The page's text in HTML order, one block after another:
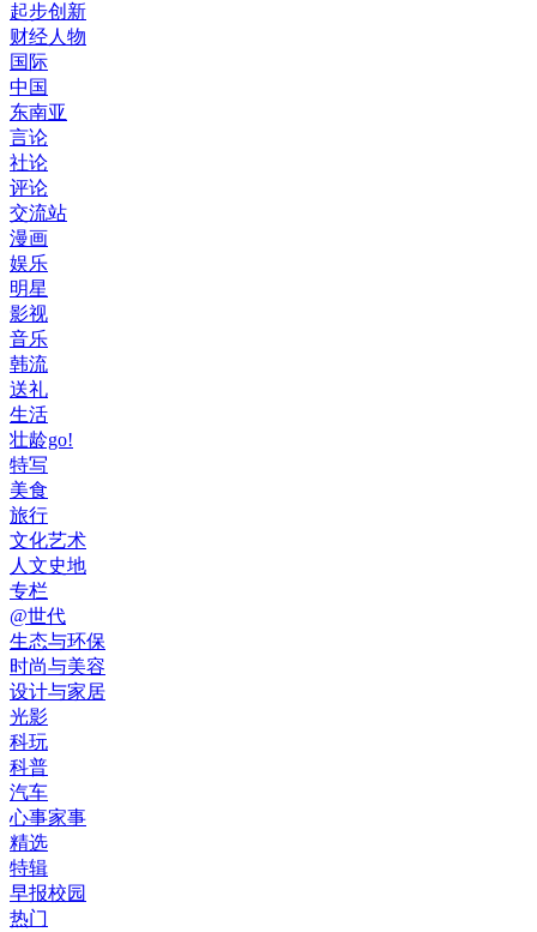
起步创新
财经人物
国际
中国
东南亚
言论
社论
评论
交流站
漫画
娱乐
明星
影视
音乐
韩流
送礼
生活
壮龄go!
特写
美食
旅行
文化艺术
人文史地
专栏
@世代
生态与环保
时尚与美容
设计与家居
光影
科玩
科普
汽车
心事家事
精选
特辑
早报校园
热门